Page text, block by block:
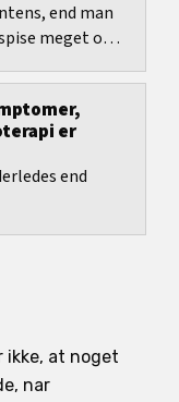
end man
meget ofte,
er
end
at noget
nar